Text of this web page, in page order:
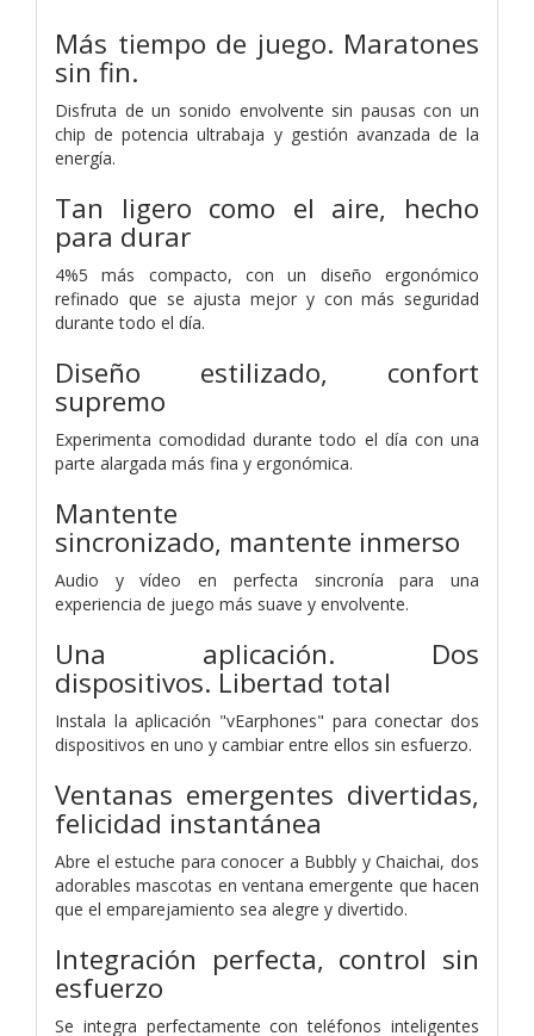
Más tiempo de juego. Maratones
sin fin.
Disfruta de un sonido envolvente sin pausas con un
chip de potencia ultrabaja y gestión avanzada de la
energía.
Tan ligero como el aire, hecho
para durar
4%5 más compacto, con un diseño ergonómico
refinado que se ajusta mejor y con más seguridad
durante todo el día.
Diseño estilizado, confort
supremo
Experimenta comodidad durante todo el día con una
parte alargada más fina y ergonómica.
Mantente
sincronizado, mantente inmerso
Audio y vídeo en perfecta sincronía para una
experiencia de juego más suave y envolvente.
Una aplicación. Dos
dispositivos. Libertad total
Instala la aplicación "vEarphones" para conectar dos
dispositivos en uno y cambiar entre ellos sin esfuerzo.
Ventanas emergentes divertidas,
felicidad instantánea
Abre el estuche para conocer a Bubbly y Chaichai, dos
adorables mascotas en ventana emergente que hacen
que el emparejamiento sea alegre y divertido.
Integración perfecta, control sin
esfuerzo
Se integra perfectamente con teléfonos inteligentes